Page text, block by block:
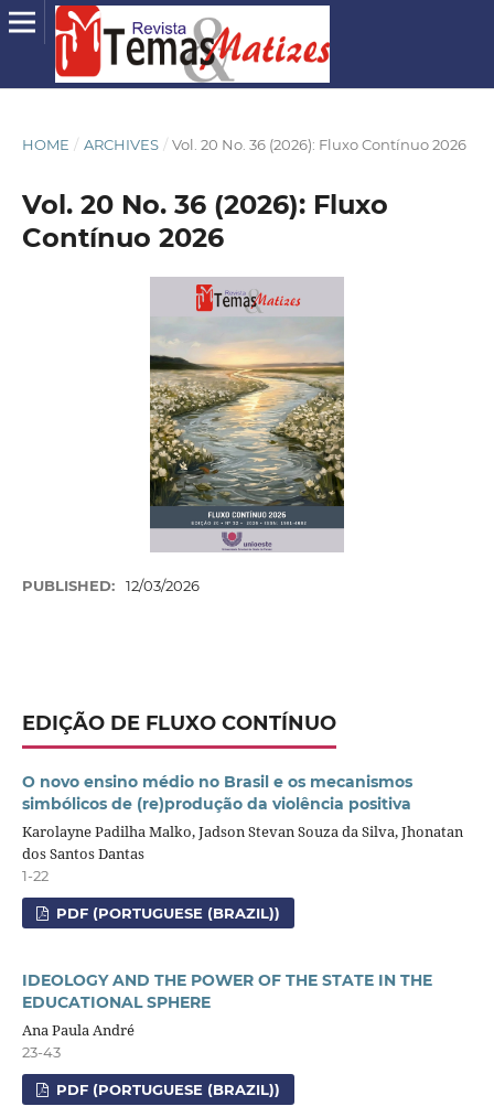
HOME / ARCHIVES / Vol. 20 No. 36 (2026): Fluxo Contínuo 2026
Vol. 20 No. 36 (2026): Fluxo
Contínuo 2026
PUBLISHED: 12/03/2026
EDIÇÃO DE FLUXO CONTÍNUO
O novo ensino médio no Brasil e os mecanismos
simbólicos de (re)produção da violência positiva
Karolayne Padilha Malko, Jadson Stevan Souza da Silva, Jhonatan
dos Santos Dantas
1-22
PDF (PORTUGUESE (BRAZIL))
IDEOLOGY AND THE POWER OF THE STATE IN THE
EDUCATIONAL SPHERE
Ana Paula André
23-43
PDF (PORTUGUESE (BRAZIL))